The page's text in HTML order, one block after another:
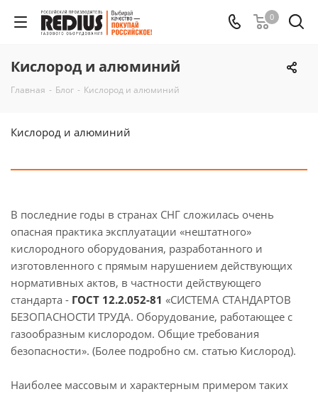
0
Кислород и алюминий
Главная - Блог - Кислород и алюминий
Кислород и алюминий
В последние годы в странах СНГ сложилась очень
опасная практика эксплуатации «нештатного»
кислородного оборудования, разработанного и
изготовленного с прямым нарушением действующих
нормативных актов, в частности действующего
стандарта - ГОСТ 12.2.052-81 «СИСТЕМА СТАНДАРТОВ
БЕЗОПАСНОСТИ ТРУДА. Оборудование, работающее с
газообразным кислородом. Общие требования
безопасности». (Более подробно см. статью Кислород).
Наиболее массовым и характерным примером таких